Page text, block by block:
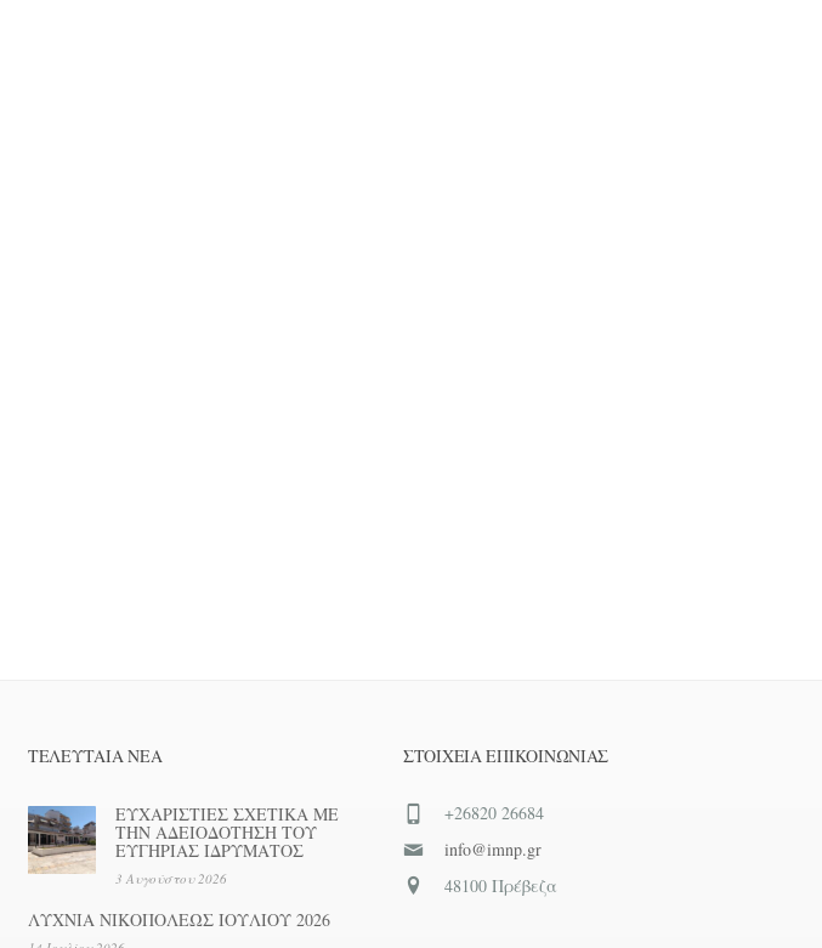
ΤΕΛΕΥΤΑΊΑ ΝΕΑ
ΕΥΧΑΡΙΣΤΙΕΣ ΣΧΕΤΙΚΑ ΜΕ
ΤΗΝ ΑΔΕΙΟΔΟΤΗΣΗ ΤΟΥ
ΕΥΓΗΡΙΑΣ ΙΔΡΥΜΑΤΟΣ
3 Αυγούστου 2026
ΛΥΧΝΙΑ ΝΙΚΟΠΟΛΕΩΣ ΙΟΥΛΙΟΥ 2026
ΣΤΟΙΧΕΊΑ ΕΠΙΚΟΙΝΩΝΊΑΣ
+26820 26684
info@imnp.gr
48100 Πρέβεζα